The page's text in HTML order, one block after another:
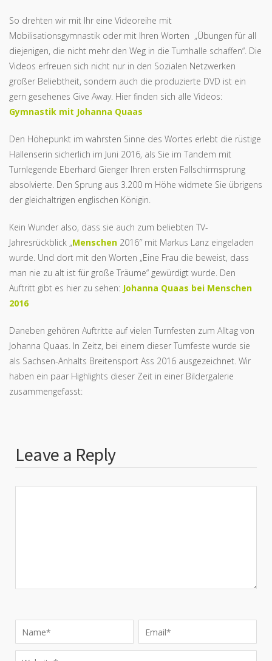
So drehten wir mit Ihr eine Videoreihe mit
Mobilisationsgymnastik oder mit Ihren Worten „Übungen für all
diejenigen, die nicht mehr den Weg in die Turnhalle schaffen“. Die
Videos erfreuen sich nicht nur in den Sozialen Netzwerken
großer Beliebtheit, sondern auch die produzierte DVD ist ein
gern gesehenes Give Away. Hier finden sich alle Videos:
Gymnastik mit Johanna Quaas
Den Höhepunkt im wahrsten Sinne des Wortes erlebt die rüstige
Hallenserin sicherlich im Juni 2016, als Sie im Tandem mit
Turnlegende Eberhard Gienger Ihren ersten Fallschirmsprung
absolvierte. Den Sprung aus 3.200 m Höhe widmete Sie übrigens
der gleichaltrigen englischen Königin.
Kein Wunder also, dass sie auch zum beliebten TV-
Jahresrückblick „Menschen 2016″ mit Markus Lanz eingeladen
wurde. Und dort mit den Worten „Eine Frau die beweist, dass
man nie zu alt ist für große Träume“ gewürdigt wurde. Den
Auftritt gibt es hier zu sehen: Johanna Quaas bei Menschen
2016
Daneben gehören Auftritte auf vielen Turnfesten zum Alltag von
Johanna Quaas. In Zeitz, bei einem dieser Turnfeste wurde sie
als Sachsen-Anhalts Breitensport Ass 2016 ausgezeichnet. Wir
haben ein paar Highlights dieser Zeit in einer Bildergalerie
zusammengefasst:
Leave a Reply